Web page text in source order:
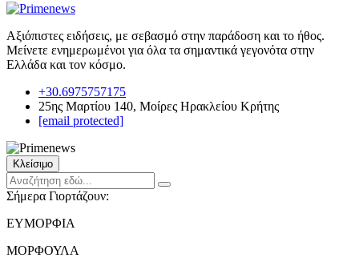
Αξιόπιστες ειδήσεις, με σεβασμό στην παράδοση και το ήθος.
Μείνετε ενημερωμένοι για όλα τα σημαντικά γεγονότα στην
Ελλάδα και τον κόσμο.
+30.6975757175
25ης Μαρτίου 140, Μοίρες Ηρακλείου Κρήτης
[email protected]
Κλείσιμο
Σήμερα Γιορτάζουν:
ΕΥΜΟΡΦΙΑ
ΜΟΡΦΟΥΛΑ